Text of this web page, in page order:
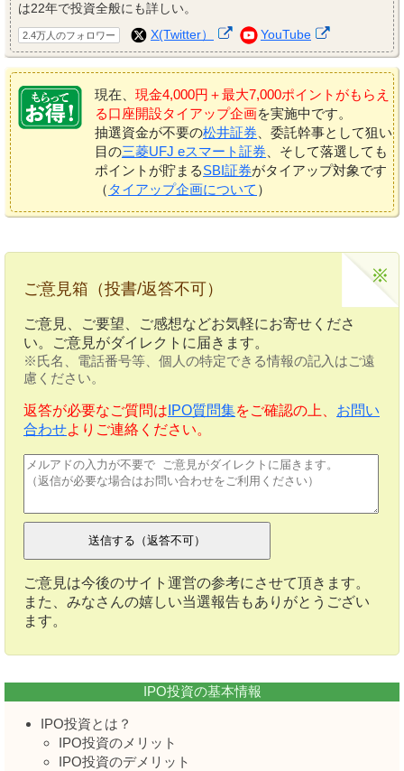
は22年で投資全般にも詳しい。
2.4万人のフォロワー X(Twitter） YouTube
現在、 現金4,000円＋最大7,000ポイントがもらえ
る口座開設タイアップ企画を実施中です。
抽選資金が不要の松井証券 、委託幹事として狙い
目の三菱UFJ eスマート証券 、そして落選しても
ポイントが貯まるSBI証券がタイアップ対象です
（ タイアップ企画について ）
ご意見箱（投書/返答不可）
ご意見、ご要望、ご感想などお気軽にお寄せくださ
い。ご意見がダイレクトに届きます。
※氏名、電話番号等、個人の特定できる情報の記入はご遠
慮ください。
返答が必要なご質問は IPO質問集をご確認の上、 お問い
合わせよりご連絡ください。
ご意見は今後のサイト運営の参考にさせて頂きます。
また、みなさんの嬉しい当選報告もありがとうござい
ます。
IPO投資の基本情報
IPO投資とは？
IPO投資のメリット
IPO投資のデメリット